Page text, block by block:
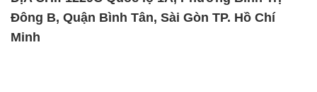
Đông B, Quận Bình Tân, Sài Gòn TP. Hồ Chí
Minh